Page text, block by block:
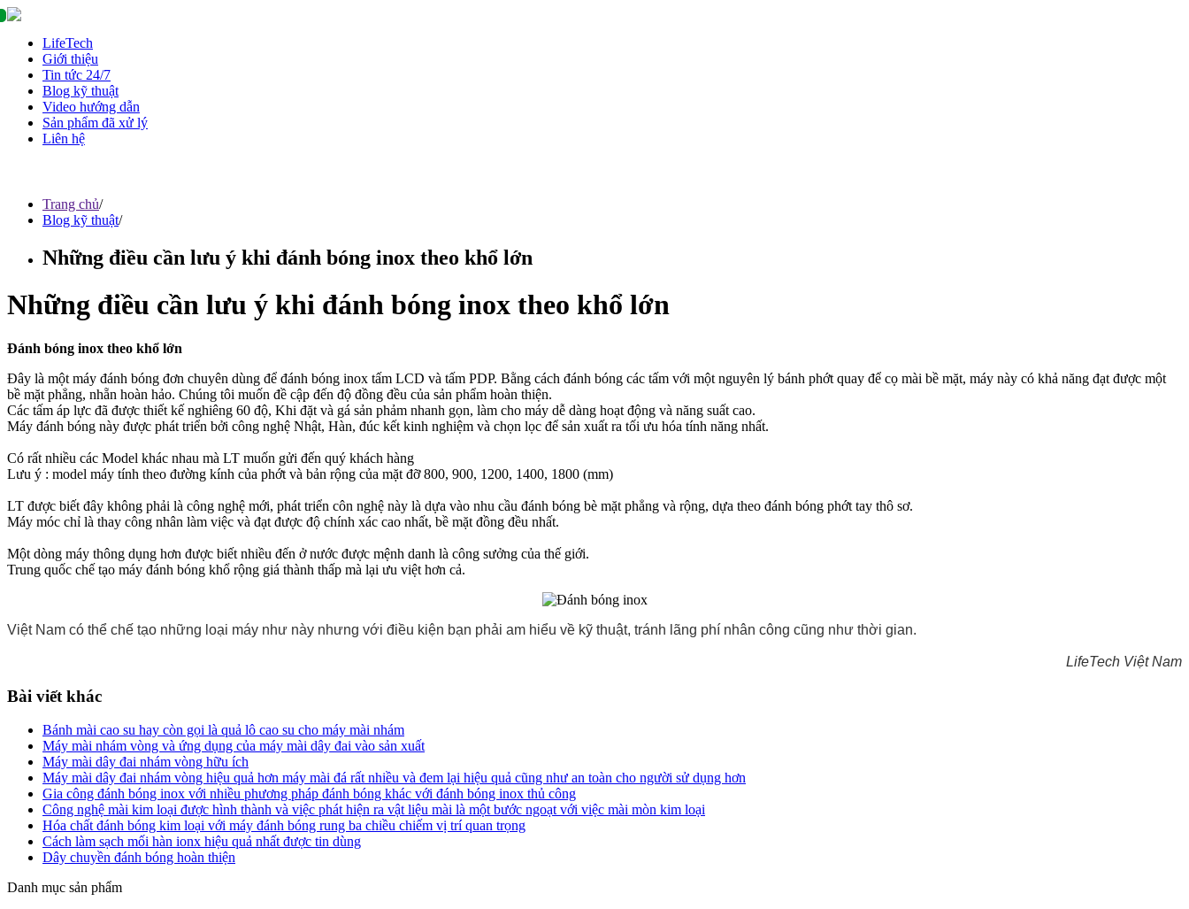
LifeTech
Giới thiệu
Tin tức 24/7
Blog kỹ thuật
Video hướng dẫn
Sản phẩm đã xử lý
Liên hệ
Trang chủ/
Blog kỹ thuật/
Những điều cần lưu ý khi đánh bóng inox theo khổ lớn
Những điều cần lưu ý khi đánh bóng inox theo khổ lớn
Đánh bóng inox theo khổ lớn
Đây là một máy đánh bóng đơn chuyên dùng để đánh bóng inox tấm LCD và tấm PDP. Bằng cách đánh bóng các tấm với một nguyên lý bánh phớt quay để cọ mài bề mặt, máy này có khả năng đạt được một
bề mặt phẳng, nhẵn hoàn hảo. Chúng tôi muốn đề cập đến độ đồng đều của sản phẩm hoàn thiện.
Các tấm áp lực đã được thiết kế nghiêng 60 độ, Khi đặt và gá sản phảm nhanh gọn, làm cho máy dễ dàng hoạt động và năng suất cao.
Máy đánh bóng này được phát triển bởi công nghệ Nhật, Hàn, đúc kết kinh nghiệm và chọn lọc để sản xuất ra tối ưu hóa tính năng nhất.
Có rất nhiều các Model khác nhau mà LT muốn gửi đến quý khách hàng
Lưu ý : model máy tính theo đường kính của phớt và bản rộng của mặt đỡ 800, 900, 1200, 1400, 1800 (mm)
LT được biết đây không phải là công nghệ mới, phát triển côn nghệ này là dựa vào nhu cầu đánh bóng bè mặt phẳng và rộng, dựa theo đánh bóng phớt tay thô sơ.
Máy móc chỉ là thay công nhân làm việc và đạt được độ chính xác cao nhất, bề mặt đồng đều nhất.
Một dòng máy thông dụng hơn được biết nhiều đến ở nước được mệnh danh là công sưởng của thế giới.
Trung quốc chế tạo máy đánh bóng khổ rộng giá thành thấp mà lại ưu việt hơn cả.
Việt Nam có thể chế tạo những loại máy như này nhưng với điều kiện bạn phải am hiểu về kỹ thuật, tránh lãng phí nhân công cũng như thời gian.
LifeTech Việt Nam
Bài viết khác
Bánh mài cao su hay còn gọi là quả lô cao su cho máy mài nhám
Máy mài nhám vòng và ứng dụng của máy mài dây đai vào sản xuất
Máy mài dây đai nhám vòng hữu ích
Máy mài dây đai nhám vòng hiệu quả hơn máy mài đá rất nhiều và đem lại hiệu quả cũng như an toàn cho người sử dụng hơn
Gia công đánh bóng inox với nhiều phương pháp đánh bóng khác với đánh bóng inox thủ công
Công nghệ mài kim loại được hình thành và việc phát hiện ra vật liệu mài là một bước ngoạt với việc mài mòn kim loại
Hóa chất đánh bóng kim loại với máy đánh bóng rung ba chiều chiếm vị trí quan trọng
Cách làm sạch mối hàn ionx hiệu quả nhất được tin dùng
Dây chuyền đánh bóng hoàn thiện
Danh mục sản phẩm